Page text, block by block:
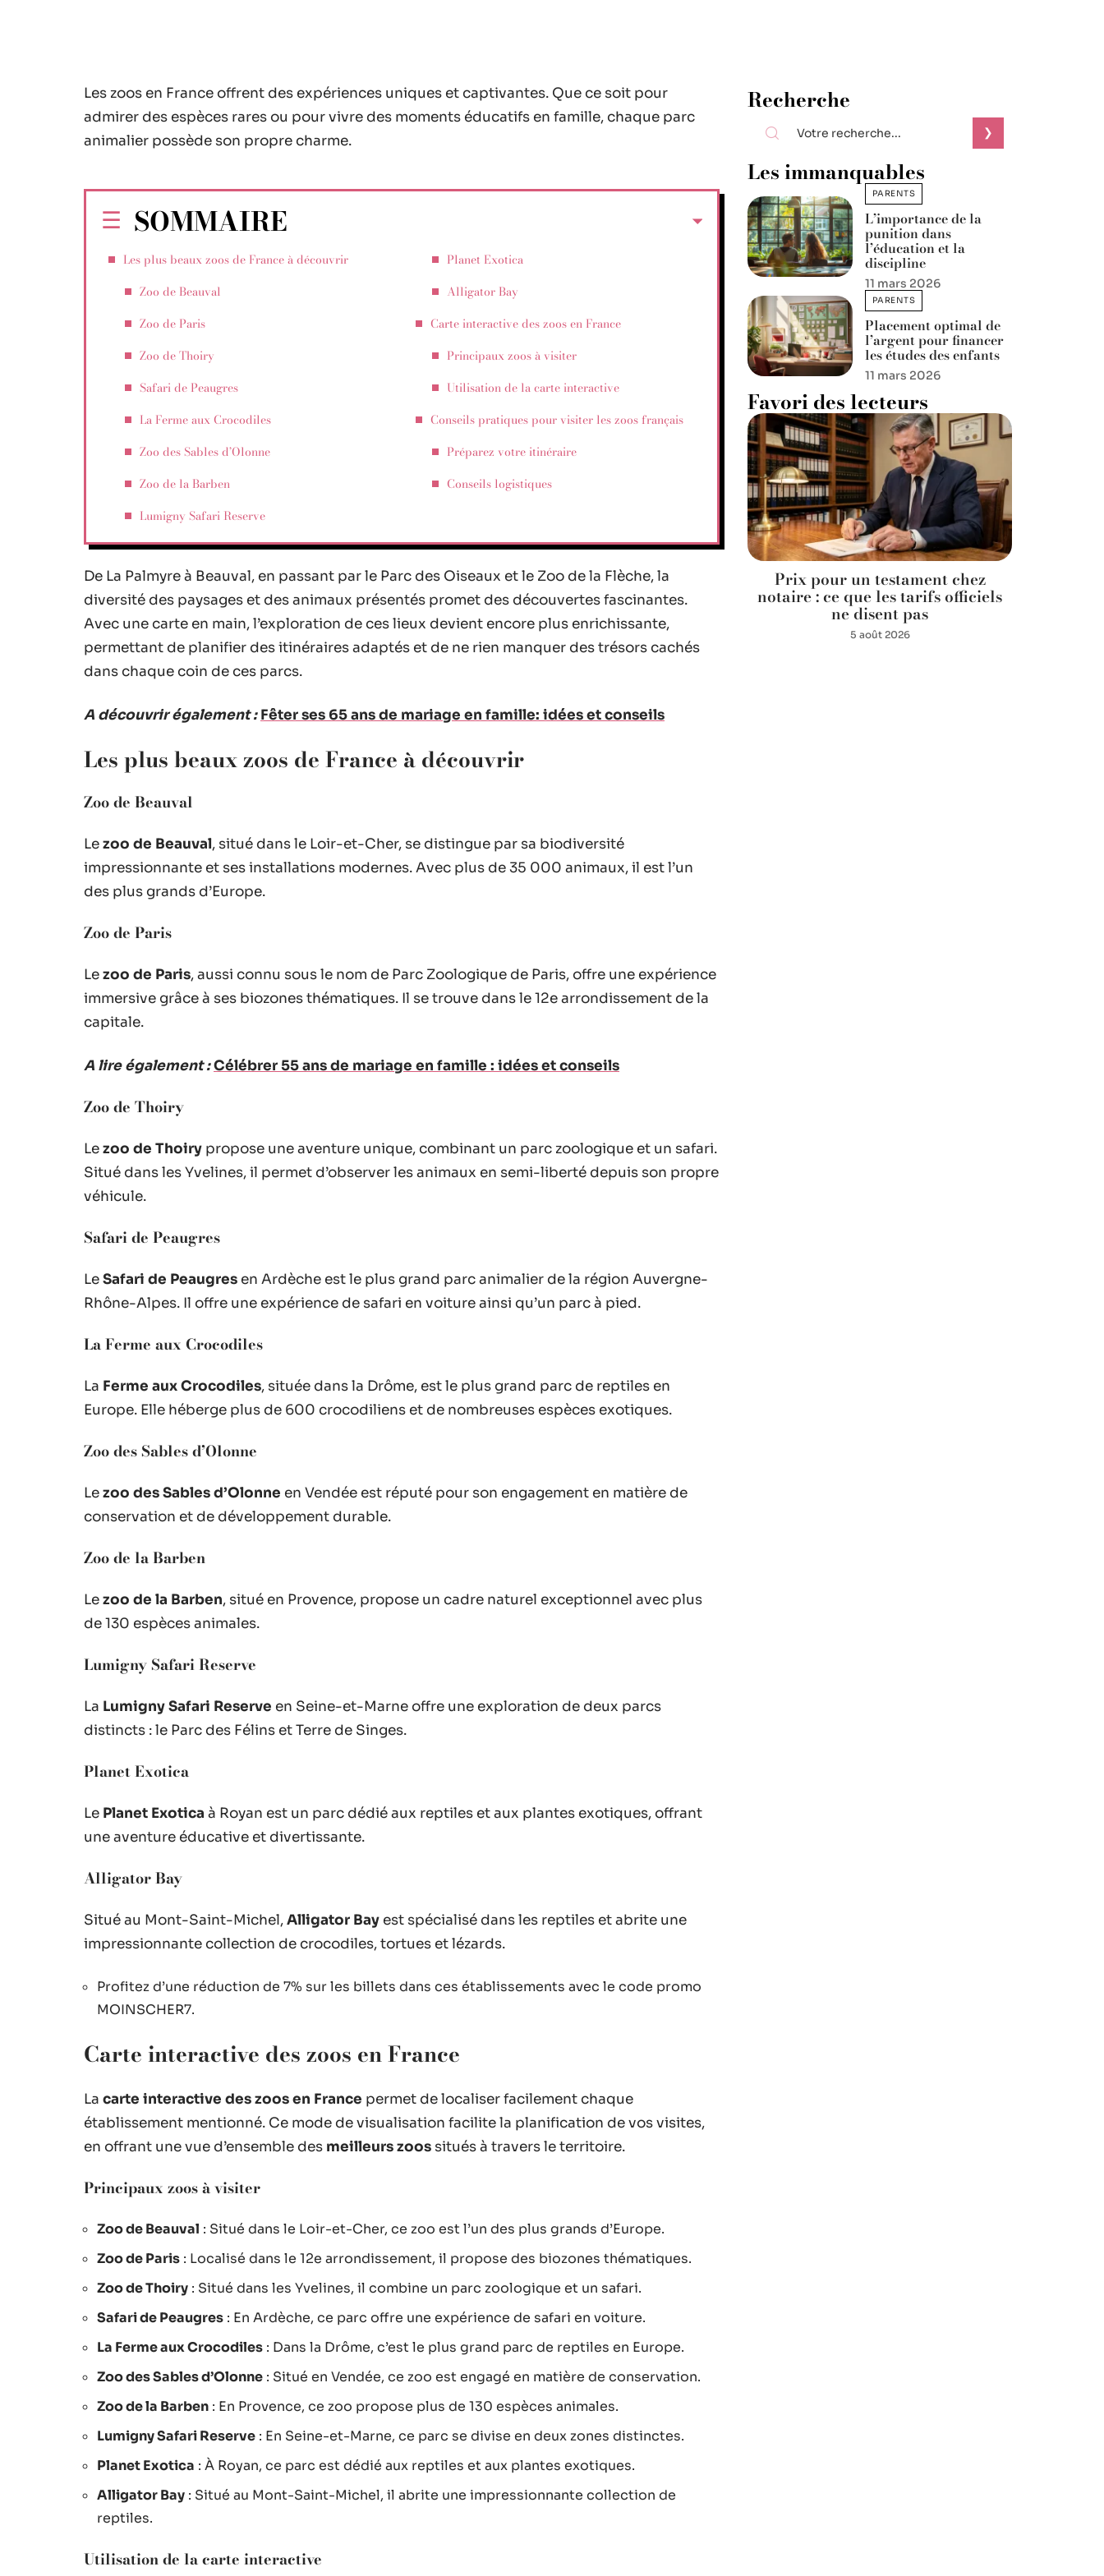
Les zoos en France offrent des expériences uniques et captivantes. Que ce soit pour
admirer des espèces rares ou pour vivre des moments éducatifs en famille, chaque parc
animalier possède son propre charme.
SOMMAIRE
Les plus beaux zoos de France à découvrir
Zoo de Beauval
Zoo de Paris
Zoo de Thoiry
Safari de Peaugres
La Ferme aux Crocodiles
Zoo des Sables d’Olonne
Zoo de la Barben
Lumigny Safari Reserve
Planet Exotica
Alligator Bay
Carte interactive des zoos en France
Principaux zoos à visiter
Utilisation de la carte interactive
Conseils pratiques pour visiter les zoos français
Préparez votre itinéraire
Conseils logistiques
De La Palmyre à Beauval, en passant par le Parc des Oiseaux et le Zoo de la Flèche, la
diversité des paysages et des animaux présentés promet des découvertes fascinantes.
Avec une carte en main, l’exploration de ces lieux devient encore plus enrichissante,
permettant de planifier des itinéraires adaptés et de ne rien manquer des trésors cachés
dans chaque coin de ces parcs.
A découvrir également : Fêter ses 65 ans de mariage en famille: idées et conseils
Les plus beaux zoos de France à découvrir
Zoo de Beauval
Lezoo de Beauval, situé dans le Loir-et-Cher, se distingue par sa biodiversité
impressionnante et ses installations modernes. Avec plus de 35 000 animaux, il est l’un
des plus grands d’Europe.
Zoo de Paris
Lezoo de Paris, aussi connu sous le nom de Parc Zoologique de Paris, offre une expérience
immersive grâce à ses biozones thématiques. Il se trouve dans le 12e arrondissement de la
capitale.
A lire également :Célébrer 55 ans de mariage en famille : idées et conseils
Zoo de Thoiry
Lezoo de Thoiry propose une aventure unique, combinant un parc zoologique et un safari.
Situé dans les Yvelines, il permet d’observer les animaux en semi-liberté depuis son propre
véhicule.
Safari de Peaugres
LeSafari de Peaugres en Ardèche est le plus grand parc animalier de la région Auvergne-
Rhône-Alpes. Il offre une expérience de safari en voiture ainsi qu’un parc à pied.
La Ferme aux Crocodiles
La Ferme aux Crocodiles, située dans la Drôme, est le plus grand parc de reptiles en
Europe. Elle héberge plus de 600 crocodiliens et de nombreuses espèces exotiques.
Zoo des Sables d’Olonne
Lezoo des Sables d’Olonne en Vendée est réputé pour son engagement en matière de
conservation et de développement durable.
Zoo de la Barben
Lezoo de la Barben, situé en Provence, propose un cadre naturel exceptionnel avec plus
de 130 espèces animales.
Lumigny Safari Reserve
La Lumigny Safari Reserve en Seine-et-Marne offre une exploration de deux parcs
distincts : le Parc des Félins et Terre de Singes.
Planet Exotica
Le Planet Exotica à Royan est un parc dédié aux reptiles et aux plantes exotiques, offrant
une aventure éducative et divertissante.
Alligator Bay
Situé au Mont-Saint-Michel,Alligator Bay est spécialisé dans les reptiles et abrite une
impressionnante collection de crocodiles, tortues et lézards.
Profitez d’une réduction de 7% sur les billets dans ces établissements avec le code promo
MOINSCHER7.
Carte interactive des zoos en France
La carte interactive des zoos en France permet de localiser facilement chaque
établissement mentionné. Ce mode de visualisation facilite la planification de vos visites,
en offrant une vue d’ensemble des meilleurs zoos situés à travers le territoire.
Principaux zoos à visiter
Zoo de Beauval : Situé dans le Loir-et-Cher, ce zoo est l’un des plus grands d’Europe.
Zoo de Paris : Localisé dans le 12e arrondissement, il propose des biozones thématiques.
Zoo de Thoiry : Situé dans les Yvelines, il combine un parc zoologique et un safari.
Safari de Peaugres : En Ardèche, ce parc offre une expérience de safari en voiture.
La Ferme aux Crocodiles : Dans la Drôme, c’est le plus grand parc de reptiles en Europe.
Zoo des Sables d’Olonne : Situé en Vendée, ce zoo est engagé en matière de conservation.
Zoo de la Barben : En Provence, ce zoo propose plus de 130 espèces animales.
Lumigny Safari Reserve : En Seine-et-Marne, ce parc se divise en deux zones distinctes.
Planet Exotica : À Royan, ce parc est dédié aux reptiles et aux plantes exotiques.
Alligator Bay : Situé au Mont-Saint-Michel, il abrite une impressionnante collection de
reptiles.
Utilisation de la carte interactive
Recherche
Les immanquables
PARENTS
L’importance de la
punition dans
l’éducation et la
discipline
11 mars 2026
PARENTS
Placement optimal de
l’argent pour financer
les études des enfants
11 mars 2026
Favori des lecteurs
Prix pour un testament chez
notaire : ce que les tarifs officiels
ne disent pas
5 août 2026